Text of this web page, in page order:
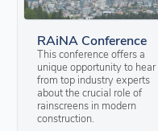
RAiNA Conference
This conference offers a
unique opportunity to hear
from top industry experts
about the crucial role of
rainscreens in modern
construction.